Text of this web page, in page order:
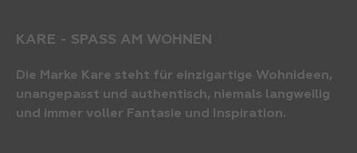
KARE - SPASS AM WOHNEN
Die Marke Kare steht für einzigartige Wohnideen,
unangepasst und authentisch, niemals langweilig
und immer voller Fantasie und Inspiration.